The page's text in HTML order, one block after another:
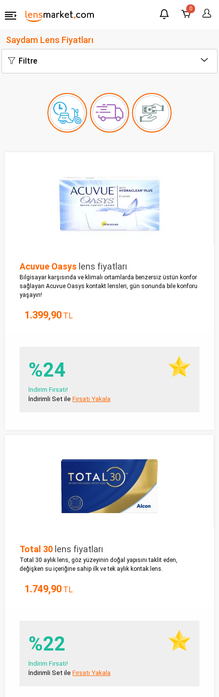
0
Saydam Lens Fiyatları
Filtre
Acuvue Oasys lens fiyatları
Bilgisayar karşısında ve klimalı ortamlarda benzersiz üstün konfor
sağlayan Acuvue Oasys kontakt lensleri, gün sonunda bile konforu
yaşayın!
1.399,90 TL
%24
İndirim Fırsatı!
İndirimli Set ile Fırsatı Yakala
Total 30 lens fiyatları
Total 30 aylık lens, göz yüzeyinin doğal yapısını taklit eden,
değişken su içeriğine sahip ilk ve tek aylık kontak lens.
1.749,90 TL
%22
İndirim Fırsatı!
İndirimli Set ile Fırsatı Yakala